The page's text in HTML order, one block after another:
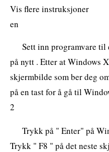
Vis flere instruksjoner
en
Sett inn programvare til
på nytt . Etter at Windows
skjermbilde som ber deg
på en tast for å gå til
2
Trykk på " Enter" på
Trykk " F8 " på det neste